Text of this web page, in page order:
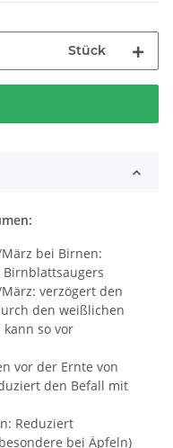
Stück
bei Birnen:
Birnblattsaugers
verzögert den
den weißlichen
so vor
vor der Ernte von
den Befall mit
Reduziert
bei Äpfeln)